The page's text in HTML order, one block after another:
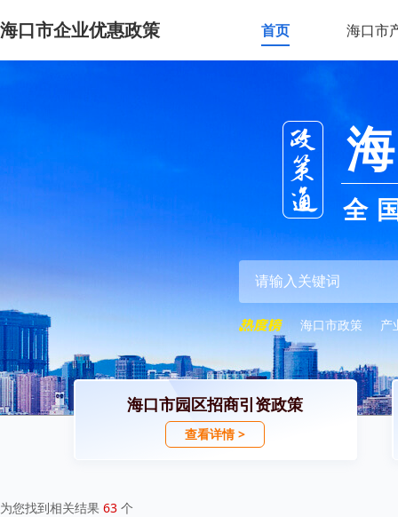
海口市企业优惠政策 首页 海口市
全
海口市政策 产
海口市园区招商引资政策
查看详情 >
为您找到相关结果 63 个